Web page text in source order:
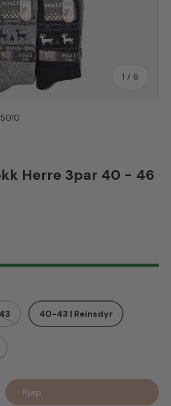
1 / av
6
Herre 3par 40 - 46
40-43 | Reinsdyr
Kjøp